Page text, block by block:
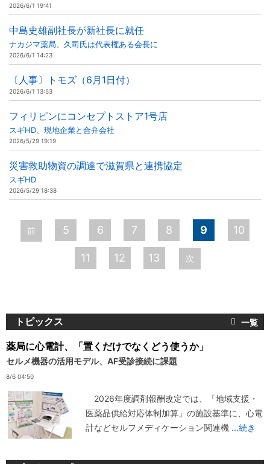
2026/6/1 19:41
中島史雄副社長が新社長に就任
ナカジマ薬局、久司氏は代表権ある会長に
2026/6/1 14:23
〔人事〕トモズ（6月1日付）
2026/6/1 13:53
フィリピンにコンセプトストア1号店
スギHD、現地企業と合弁会社
2026/5/29 19:19
災害救助物資の調達で滋賀県と連携協定
スギHD
2026/5/29 18:38
ペ
ー
前 5 6 7 8 9 10
11 12 13 次
トピックス
薬局に心電計、「置くだけでなくどう使うか」
セルメ機器の活用モデル、AF受診接続に課題
8/6 04:50
2026年度調剤報酬改定では、「地域支援・
医薬品供給対応体制加算」の施設基準に、心電
計などセルフメディケーション関連機 ...続き